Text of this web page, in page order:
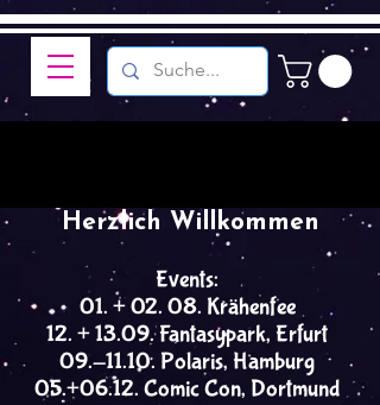
Events:
01. + 02. 08. Krähenfee
12. + 13.09. Fantasypark, Erfurt
09.-11.10. Polaris, Hamburg
05.+06.12. Comic Con, Dortmund
Herzlich Willkommen